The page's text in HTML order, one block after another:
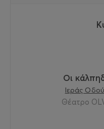
Οι
Ιεράς
Θέατρο